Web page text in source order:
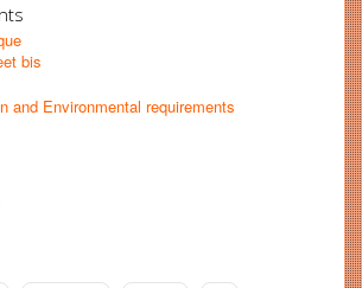
bis
and Environmental requirements